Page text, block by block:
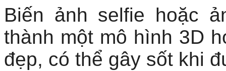
Biến ảnh selfie hoặc
thành một mô hình 3D
đẹp, có thể gây sốt khi